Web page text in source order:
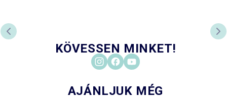
ELŐZŐ DIA
KÖVESSEN MINKET!
AJÁNLJUK MÉG